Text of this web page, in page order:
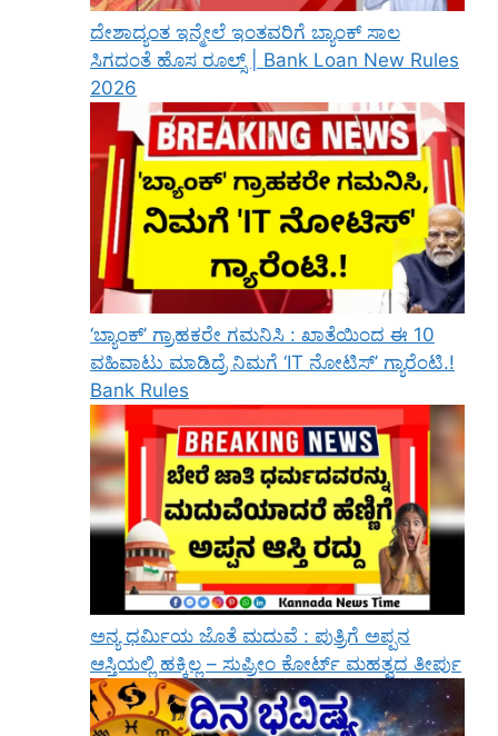
ದೇಶಾದ್ಯಂತ ಇನ್ಮೇಲೆ ಇಂತವರಿಗೆ ಬ್ಯಾಂಕ್ ಸಾಲ
ಸಿಗದಂತೆ ಹೊಸ ರೂಲ್ಸ್ | Bank Loan New Rules
2026
‘ಬ್ಯಾಂಕ್’ ಗ್ರಾಹಕರೇ ಗಮನಿಸಿ : ಖಾತೆಯಿಂದ ಈ 10
ವಹಿವಾಟು ಮಾಡಿದ್ರೆ ನಿಮಗೆ ‘IT ನೋಟಿಸ್’ ಗ್ಯಾರೆಂಟಿ.!
Bank Rules
ಅನ್ಯ ಧರ್ಮಿಯ ಜೊತೆ ಮದುವೆ : ಪುತ್ರಿಗೆ ಅಪ್ಪನ
ಆಸ್ತಿಯಲ್ಲಿ ಹಕ್ಕಿಲ್ಲ – ಸುಪ್ರೀಂ ಕೋರ್ಟ್ ಮಹತ್ವದ ತೀರ್ಪು